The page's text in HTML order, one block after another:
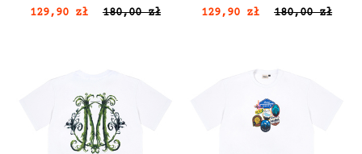
129,90 zł 180,00 zł 129,90 zł 180,00 zł